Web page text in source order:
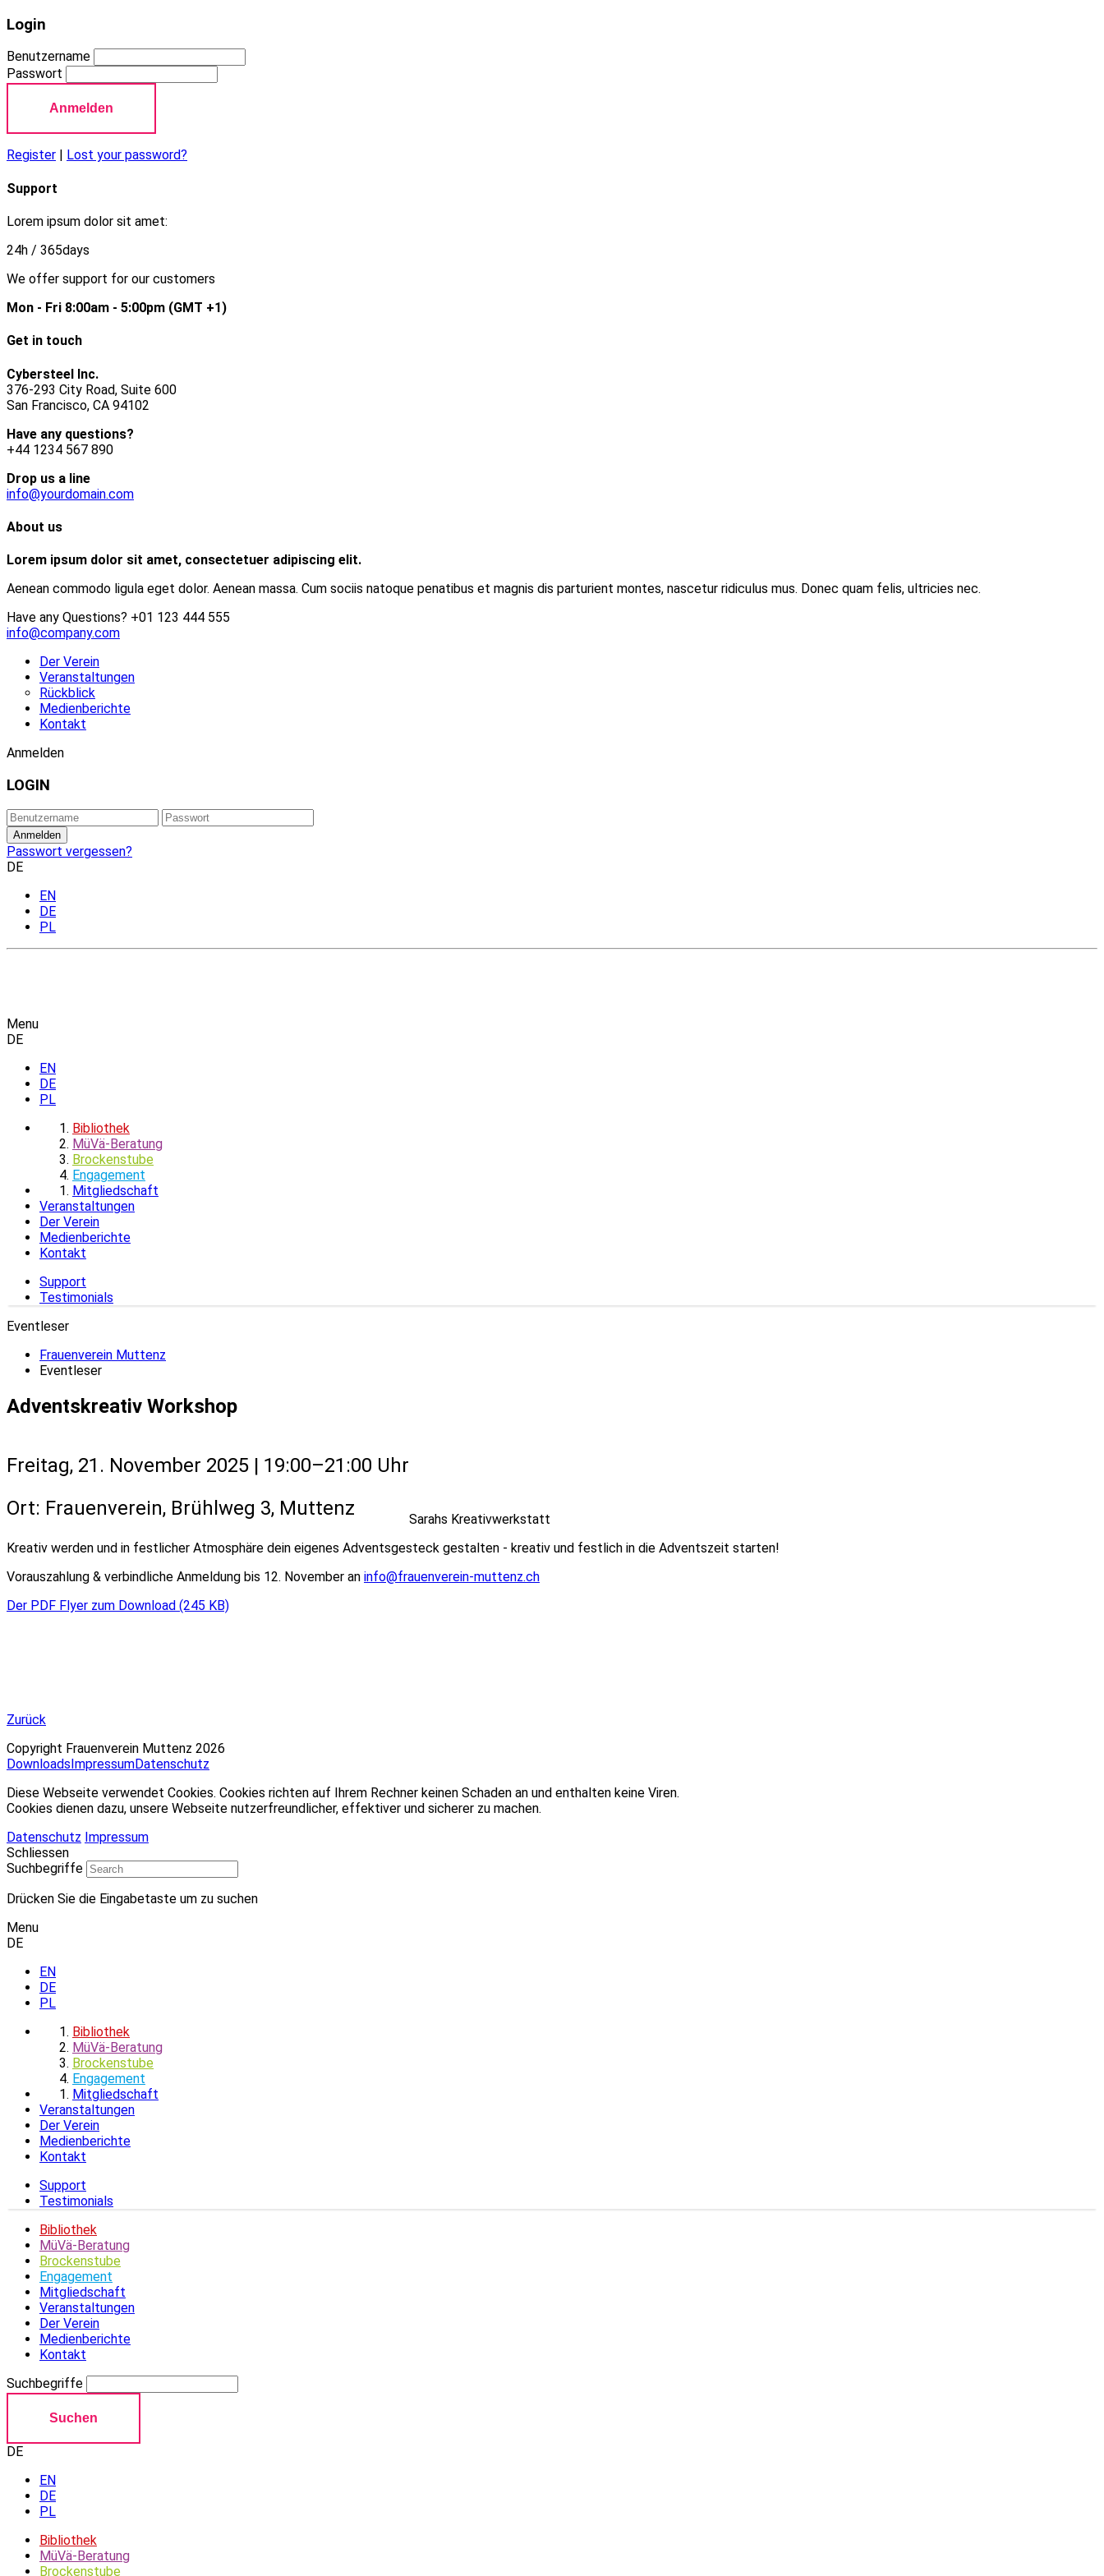
Login
Benutzername
Passwort
Anmelden
Register Lost your password?
Support
Lorem ipsum dolor sit amet:
24h / 365days
We offer support for our customers
Mon - Fri 8:00am - 5:00pm (GMT +1)
Get in touch
Cybersteel Inc.
376-293 City Road, Suite 600
San Francisco, CA 94102
Have any questions?
+44 1234 567 890
Drop us a line
info@yourdomain.com
About us
Lorem ipsum dolor sit amet, consectetuer adipiscing elit.
Aenean commodo ligula eget dolor. Aenean massa. Cum sociis natoque penatibus et magnis dis parturient montes, nascetur ridiculus mus. Donec quam felis, ultricies nec.
Have any Questions? +01 123 444 555
info@company.com
Der Verein
Veranstaltungen
Rückblick
Medienberichte
Kontakt
Anmelden
LOGIN
Passwort vergessen?
DE
EN
DE
PL
Menu
DE
EN
DE
PL
Bibliothek
MüVä-Beratung
Brockenstube
Engagement
Mitgliedschaft
Veranstaltungen
Der Verein
Medienberichte
Kontakt
Support
Testimonials
Eventleser
Frauenverein Muttenz
Eventleser
Adventskreativ Workshop
Freitag, 21. November 2025 | 19:00–21:00 Uhr
Ort: Frauenverein, Brühlweg 3, Muttenz
Sarahs Kreativwerkstatt
Kreativ werden und in festlicher Atmosphäre dein eigenes Adventsgesteck gestalten - kreativ und festlich in die Adventszeit starten!
Vorauszahlung & verbindliche Anmeldung bis 12. November an info@frauenverein-muttenz.ch
Der PDF Flyer zum Download (245 KB)
Zurück
Copyright Frauenverein Muttenz 2026
Downloads ImpressumDatenschutz
Diese Webseite verwendet Cookies. Cookies richten auf Ihrem Rechner keinen Schaden an und enthalten keine Viren.
Cookies dienen dazu, unsere Webseite nutzerfreundlicher, effektiver und sicherer zu machen.
Datenschutz Impressum
Schliessen
Suchbegriffe
Drücken Sie die Eingabetaste um zu suchen
Menu
DE
EN
DE
PL
Bibliothek
MüVä-Beratung
Brockenstube
Engagement
Mitgliedschaft
Veranstaltungen
Der Verein
Medienberichte
Kontakt
Support
Testimonials
Bibliothek
MüVä-Beratung
Brockenstube
Engagement
Mitgliedschaft
Veranstaltungen
Der Verein
Medienberichte
Kontakt
Suchbegriffe
Suchen
DE
EN
DE
PL
Bibliothek
MüVä-Beratung
Brockenstube